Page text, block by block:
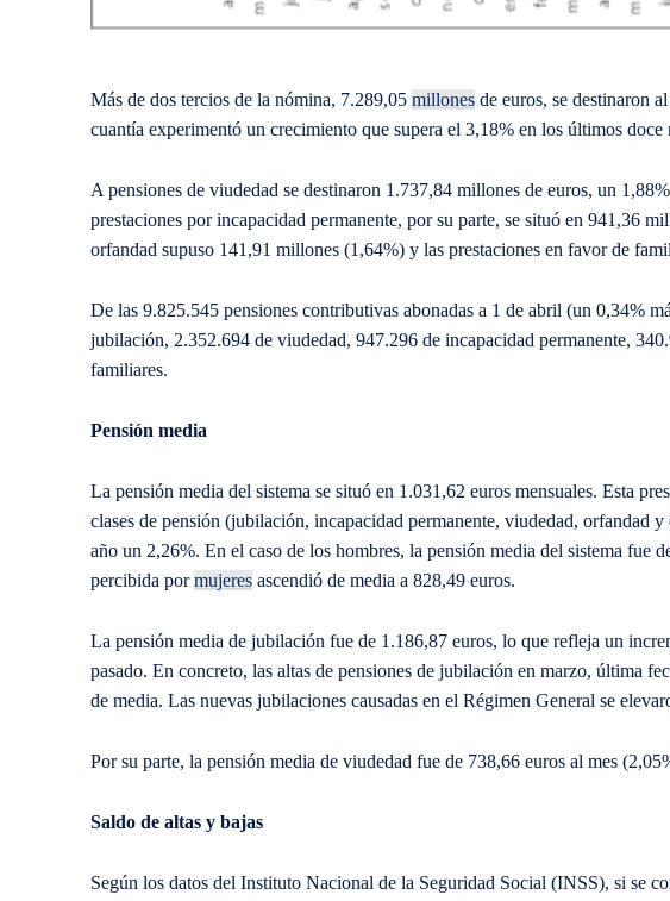
Más de dos tercios de la nómina, 7.289,05 millones de euros, se destinaron
cuantía experimentó un crecimiento que supera el 3,18% en los últimos doce
A pensiones de viudedad se destinaron 1.737,84 millones de euros, un
prestaciones por incapacidad permanente, por su parte, se situó en 941,36
orfandad supuso 141,91 millones (1,64%) y las prestaciones en favor de
De las 9.825.545 pensiones contributivas abonadas a 1 de abril (un 0,34%
jubilación, 2.352.694 de viudedad, 947.296 de incapacidad permanente,
familiares.
Pensión media
La pensión media del sistema se situó en 1.031,62 euros mensuales. Esta
clases de pensión (jubilación, incapacidad permanente, viudedad, orfandad
año un 2,26%. En el caso de los hombres, la pensión media del sistema fue
percibida pormujeres ascendió de media a 828,49 euros.
La pensión media de jubilación fue de 1.186,87 euros, lo que refleja un
pasado. En concreto, las altas de pensiones de jubilación en marzo, última
de media. Las nuevas jubilaciones causadas en el Régimen General se
Por su parte, la pensión media de viudedad fue de 738,66 euros al mes
Saldo de altas y bajas
Según los datos del Instituto Nacional de la Seguridad Social (INSS), si se